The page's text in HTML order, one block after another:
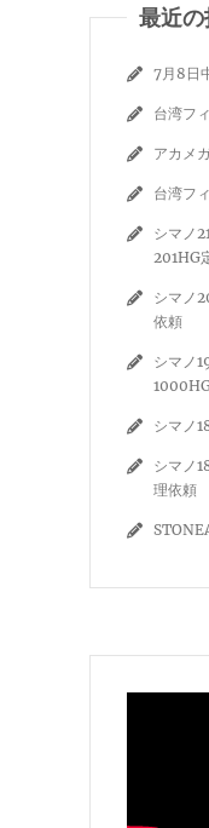
最近
7月8日
台湾フ
アカメ
台湾フ
シマノ
201HG
シマノ
依頼
シマノ
シマノ
シマノ
理依頼